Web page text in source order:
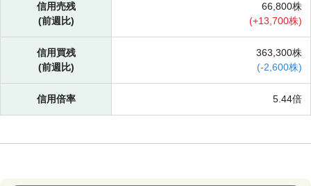
信用売残
(前週比)
66,800株
(+13,700株)
信用買残
(前週比)
363,300株
(-2,600株)
信用倍率 5.44倍